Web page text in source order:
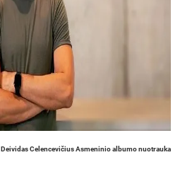
Deividas Celencevičius Asmeninio albumo nuotrauka